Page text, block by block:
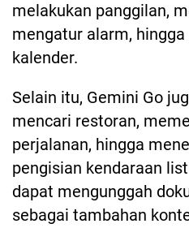
melakukan panggilan,
mengatur alarm,
kalender.
Selain itu, Gemini Go
mencari restoran,
perjalanan, hingga
pengisian kendaraan
dapat mengunggah
sebagai tambahan